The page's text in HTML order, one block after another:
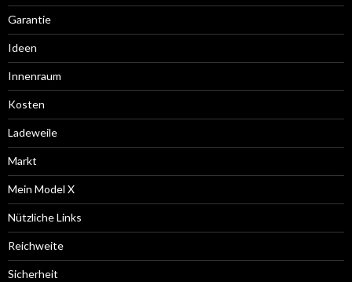
Garantie
Ideen
Innenraum
Kosten
Ladeweile
Markt
Mein Model X
Nützliche Links
Reichweite
Sicherheit